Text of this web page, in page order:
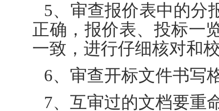
5、审查报价表中的分
正确，报价表、投标一
一致，进行仔细核对和
6、审查开标文件书写
7、互审过的文档要